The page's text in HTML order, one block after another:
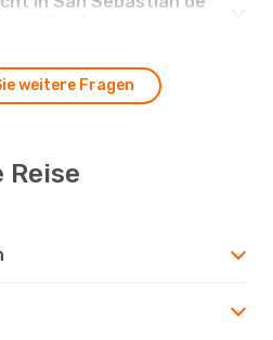
weitere Fragen
Reise